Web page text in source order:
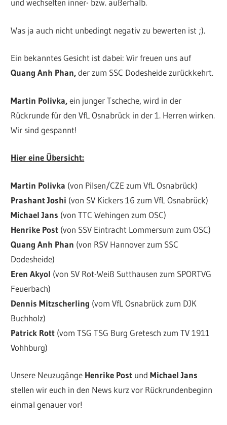
und wechselten inner- bzw. außerhalb.
Was ja auch nicht unbedingt negativ zu bewerten ist ;).
Ein bekanntes Gesicht ist dabei: Wir freuen uns auf
Quang Anh Phan,der zum SSC Dodesheide zurückkehrt.
Martin Polivka,ein junger Tscheche, wird in der
Rückrunde für den VfL Osnabrück in der 1. Herren wirken.
Wir sind gespannt!
Hier eine Übersicht:
Martin Polivka (von Pilsen/CZE zum VfL Osnabrück)
Prashant Joshi (von SV Kickers 16 zum VfL Osnabrück)
Michael Jans (von TTC Wehingen zum OSC)
Henrike Post (von SSV Eintracht Lommersum zum OSC)
Quang Anh Phan (von RSV Hannover zum SSC
Dodesheide)
Eren Akyol (von SV Rot-Weiß Sutthausen zum SPORTVG
Feuerbach)
Dennis Mitzscherling (vom VfL Osnabrück zum DJK
Buchholz)
Patrick Rott (vom TSG TSG Burg Gretesch zum TV 1911
Vohhburg)
Unsere Neuzugänge Henrike Post undMichael Jans
stellen wir euch in den News kurz vor Rückrundenbeginn
einmal genauer vor!